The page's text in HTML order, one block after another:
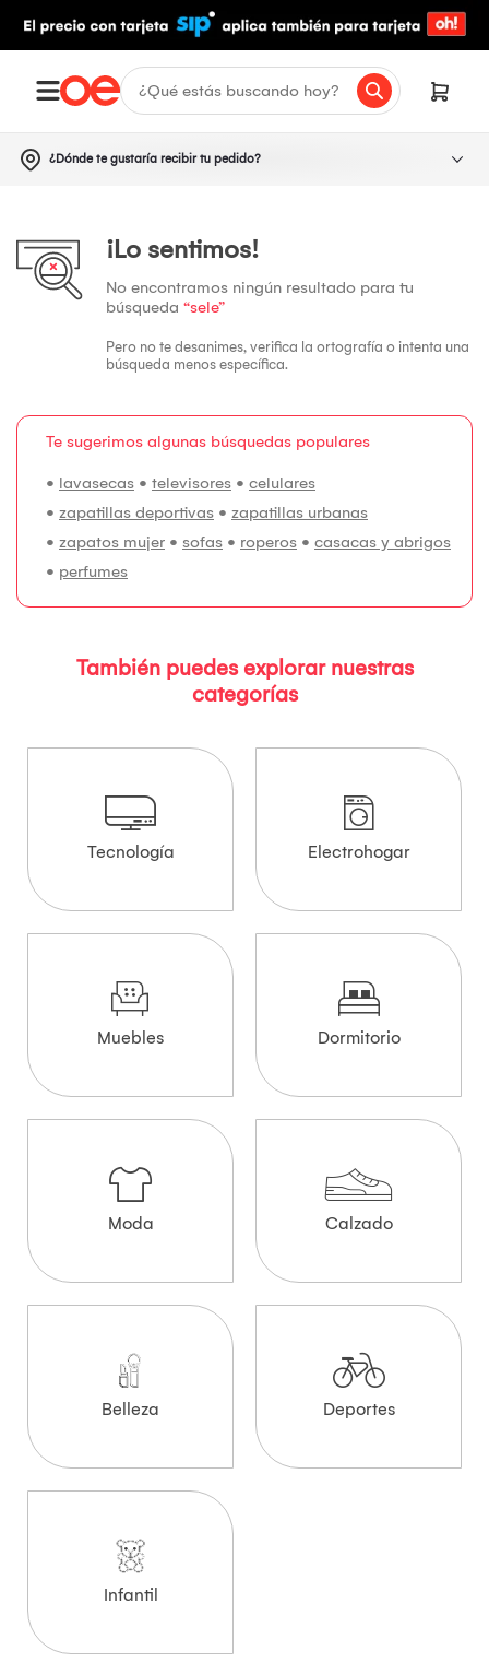
¿Dónde te gustaría recibir tu pedido?
¡Lo sentimos!
No encontramos ningún resultado para tu
búsqueda “sele”
Pero no te desanimes, verifica la ortografía o intenta una
búsqueda menos específica.
Te sugerimos algunas búsquedas populares
• lavasecas • televisores • celulares
• zapatillas deportivas • zapatillas urbanas
• zapatos mujer • sofas • roperos • casacas y abrigos
• perfumes
También puedes explorar nuestras
categorías
Tecnología Electrohogar
Muebles Dormitorio
Moda Calzado
Belleza Deportes
Infantil